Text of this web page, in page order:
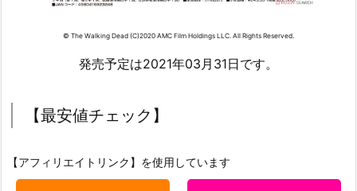
© The Walking Dead (C)2020 AMC Film Holdings LLC. All Rights Reserved.
発売予定は2021年03月31日です。
【最安値チェック】
【アフィリエイトリンク】を使用しています